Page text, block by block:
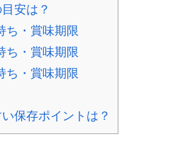
安は？
ち・賞味期限
ち・賞味期限
ち・賞味期限
保存ポイントは？